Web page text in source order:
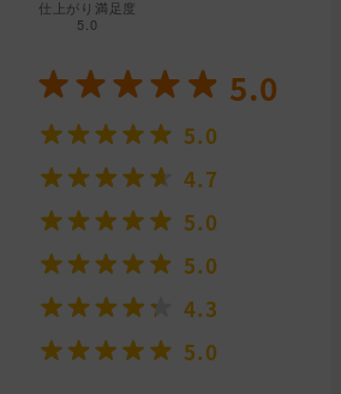
5.0
5.0
4.7
5.0
5.0
4.3
5.0